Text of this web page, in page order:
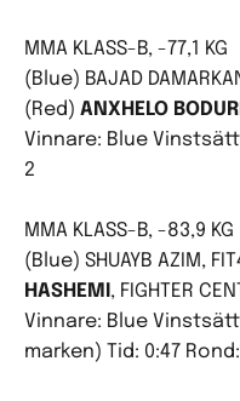
MMA KLASS-B, -77,1 KG
(Blue) BAJAD
(Red) ANXHELO
Vinnare: Blue
2
MMA KLASS-B, -83,9 KG
(Blue) SHUAYB AZIM,
HASHEMI , FIGHTER
Vinnare: Blue
marken) Tid: 0:47 Rond: